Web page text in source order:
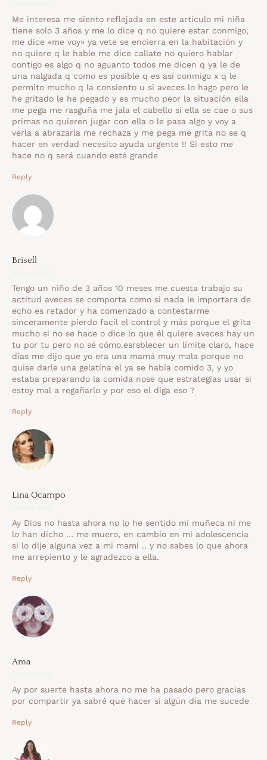
Me interesa me siento reflejada en este artículo mi niña
tiene solo 3 años y me lo dice q no quiere estar conmigo,
me dice «me voy» ya vete se encierra en la habitación y
no quiere q le hable me dice callate no quiero hablar
contigo es algo q no aguanto todos me dicen q ya le de
una nalgada q como es posible q es así conmigo x q le
permito mucho q la consiento u si aveces lo hago pero le
he gritado le he pegado y es mucho peor la situación ella
me pega me rasguña me jala el cabello si ella se cae o sus
primas no quieren jugar con ella o le pasa algo y voy a
verla a abrazarla me rechaza y me pega me grita no se q
hacer en verdad necesito ayuda urgente !! Si esto me
hace no q será cuando esté grande
Reply
Brisell
Tengo un niño de 3 años 10 meses me cuesta trabajo su
actitud aveces se comporta como si nada le importara de
echo es retador y ha comenzado a contestarme
sinceramente pierdo facil el control y más porque el grita
mucho si no se hace o dice lo que él quiere aveces hay un
tu por tu pero no sé cómo.esrsblecer un límite claro, hace
días me dijo que yo era una mamá muy mala porque no
quise darle una gelatina el ya se había comido 3, y yo
estaba preparando la comida nose que estrategias usar si
estoy mal a regañarlo y por eso el diga eso ?
Reply
Lina Ocampo
Ay Dios no hasta ahora no lo he sentido mi muñeca ni me
lo han dicho … me muero, en cambio en mi adolescencia
si lo dije alguna vez a mi mami .. y no sabes lo que ahora
me arrepiento y le agradezco a ella.
Reply
Ama
Ay por suerte hasta ahora no me ha pasado pero gracias
por compartir ya sabré qué hacer si algún día me sucede
Reply